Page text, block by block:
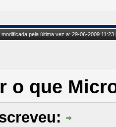
pela última vez a: 29-06-2009
o que